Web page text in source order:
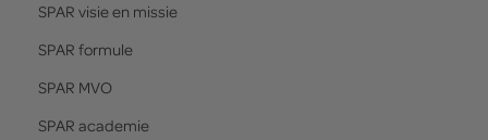
SPAR visie en missie
SPAR formule
SPAR MVO
SPAR academie